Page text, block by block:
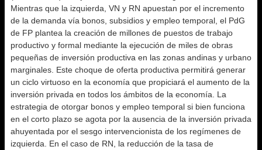
Mientras que la izquierda, VN y RN apuestan por el incremento
de la demanda vía bonos, subsidios y empleo temporal, el PdG
de FP plantea la creación de millones de puestos de trabajo
productivo y formal mediante la ejecución de miles de obras
pequeñas de inversión productiva en las zonas andinas y urbano
marginales. Este choque de oferta productiva permitirá generar
un ciclo virtuoso en la economía que propiciará el aumento de la
inversión privada en todos los ámbitos de la economía. La
estrategia de otorgar bonos y empleo temporal si bien funciona
en el corto plazo se agota por la ausencia de la inversión privada
ahuyentada por el sesgo intervencionista de los regímenes de
izquierda. En el caso de RN, la reducción de la tasa de